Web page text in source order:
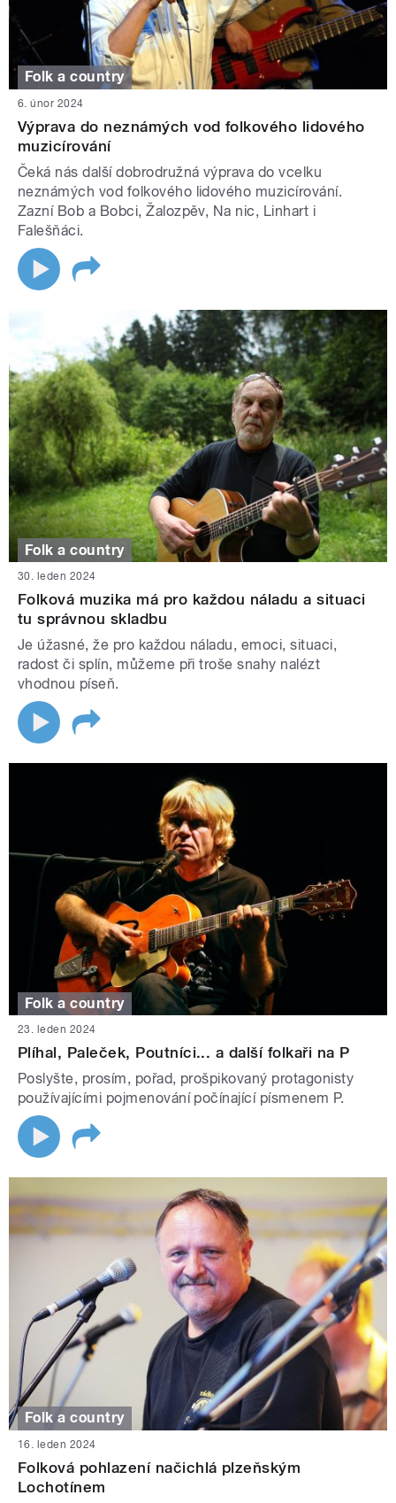
Folk a country
6. únor 2024
Výprava do neznámých vod folkového lidového
muzicírování
Čeká nás další dobrodružná výprava do vcelku
neznámých vod folkového lidového muzicírování.
Zazní Bob a Bobci, Žalozpěv, Na nic, Linhart i
Falešňáci.
Folk a country
30. leden 2024
Folková muzika má pro každou náladu a situaci
tu správnou skladbu
Je úžasné, že pro každou náladu, emoci, situaci,
radost či splín, můžeme při troše snahy nalézt
vhodnou píseň.
Folk a country
23. leden 2024
Plíhal, Paleček, Poutníci... a další folkaři na P
Poslyšte, prosím, pořad, prošpikovaný protagonisty
používajícími pojmenování počínající písmenem P.
Folk a country
16. leden 2024
Folková pohlazení načichlá plzeňským
Lochotínem